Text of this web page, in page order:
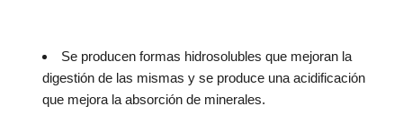
Se producen formas hidrosolubles que mejoran la
digestión de las mismas y se produce una acidificación
que mejora la absorción de minerales.